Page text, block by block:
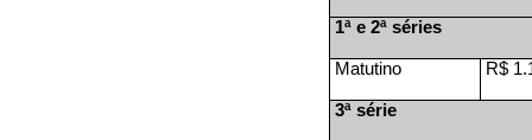
1ª e 2ª séries
Matutino R$
3ª série